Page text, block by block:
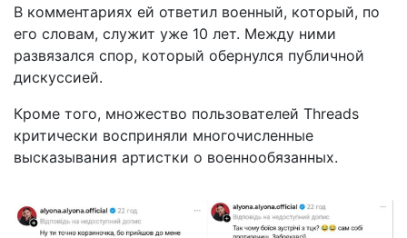
В комментариях ей ответил военный, который, по
его словам, служит уже 10 лет. Между ними
развязался спор, который обернулся публичной
дискуссией.
Кроме того, множество пользователей Threads
критически восприняли многочисленные
высказывания артистки о военнообязанных.